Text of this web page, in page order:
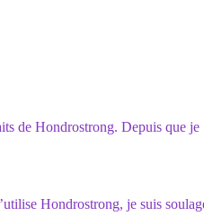
de Hondrostrong. Depuis que je
Hondrostrong, je suis